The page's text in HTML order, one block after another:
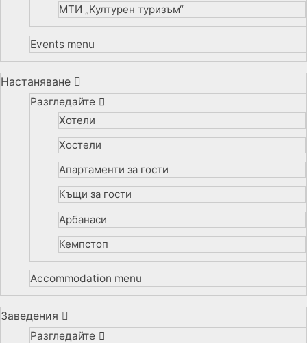
МТИ „Културен туризъм“
Events menu
Настаняване
Разгледайте
Хотели
Хостели
Апартаменти за гости
Къщи за гости
Арбанаси
Кемпстоп
Accommodation menu
Заведения
Разгледайте